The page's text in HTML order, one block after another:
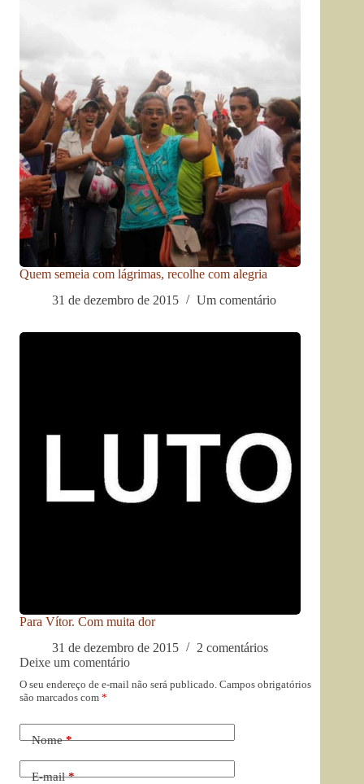
Quem semeia com lágrimas, recolhe com alegria
31 de dezembro de 2015
Um comentário
Para Vítor. Com muita dor
31 de dezembro de 2015
2 comentários
Deixe um comentário
O seu endereço de e-mail não será publicado. Campos obrigatórios
são marcados com *
Nome*
E-mail*